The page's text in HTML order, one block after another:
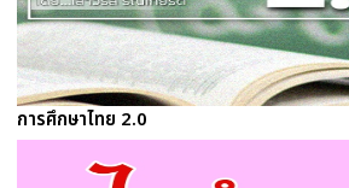
การศึกษาไทย 2.0